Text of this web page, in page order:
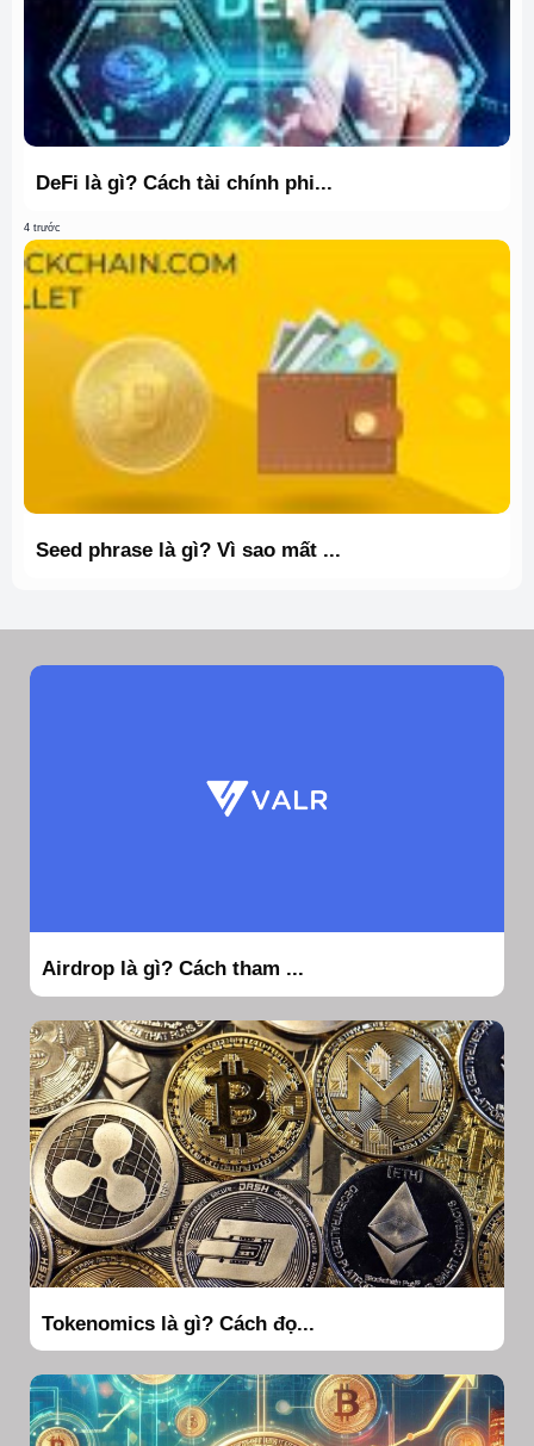
DeFi là gì? Cách tài chính phi...
4 trước
Seed phrase là gì? Vì sao mất ...
Airdrop là gì? Cách tham ...
Tokenomics là gì? Cách đọ...